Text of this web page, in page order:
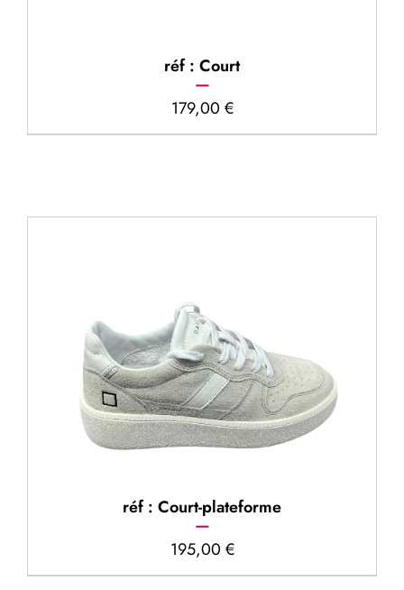
réf : Court
179,00 €
réf : Court-plateforme
195,00 €